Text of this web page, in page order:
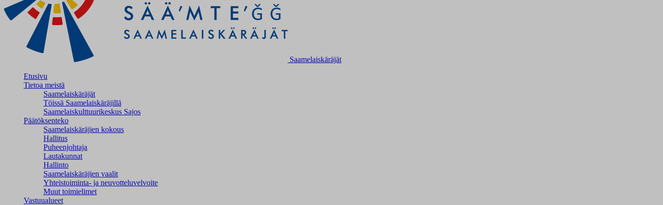
Saamelaiskäräjät
Etusivu
Tietoa meistä
Saamelaiskäräjät
Töissä Saamelaiskäräjillä
Saamelaiskulttuuri­keskus Sajos
Päätöksenteko
Saamelaiskäräjien kokous
Hallitus
Puheenjohtaja
Lautakunnat
Hallinto
Saamelaiskäräjien vaalit
Yhteistoiminta- ja neuvotteluvelvoite
Muut toimielimet
Vastuualueet